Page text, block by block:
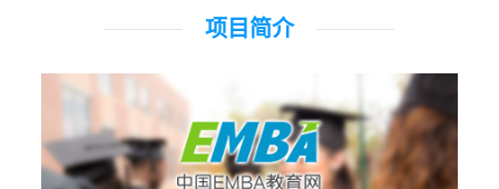
项目简介